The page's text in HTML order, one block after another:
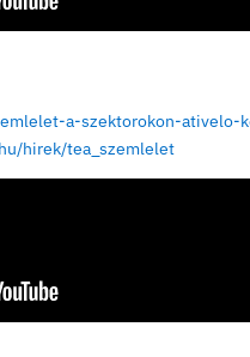
en/
disszeminacio-az-